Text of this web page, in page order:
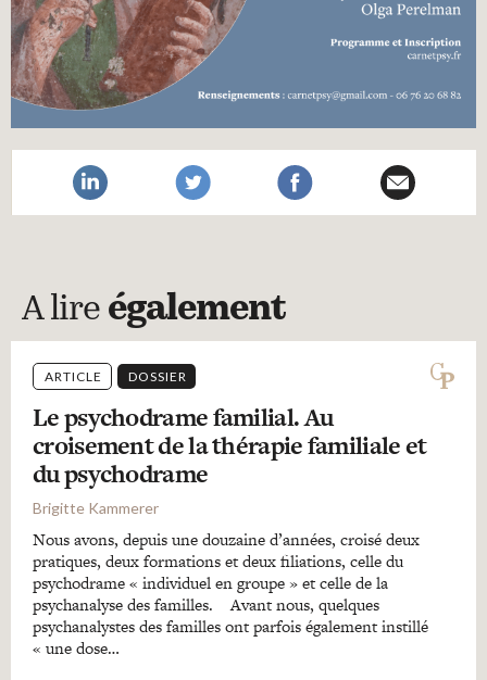
A lire également
ARTICLE DOSSIER
Le psychodrame familial. Au
croisement de la thérapie familiale et
du psychodrame
Brigitte Kammerer
Nous avons, depuis une douzaine d’années, croisé deux
pratiques, deux formations et deux filiations, celle du
psychodrame « individuel en groupe » et celle de la
psychanalyse des familles. Avant nous, quelques
psychanalystes des familles ont parfois également instillé
« une dose…